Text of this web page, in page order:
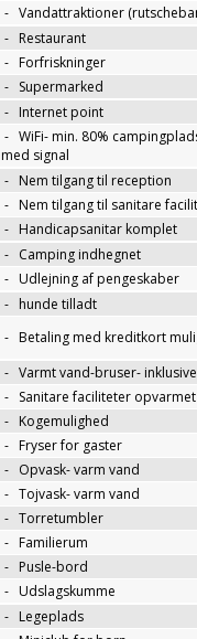
- Vandattraktioner
- Restaurant
- Forfriskninger
- Supermarked
- Internet point
- WiFi- min. 80%
med signal
- Nem tilgang til reception
- Nem tilgang til sanitare
- Handicapsanitar komplet
- Camping indhegnet
- Udlejning af pengeskaber
- hunde tilladt
- Betaling med kreditkort
- Varmt vand-bruser- inklusive
- Sanitare faciliteter opvarmet
- Kogemulighed
- Fryser for gaster
- Opvask- varm vand
- Tojvask- varm vand
- Torretumbler
- Familierum
- Pusle-bord
- Udslagskumme
- Legeplads